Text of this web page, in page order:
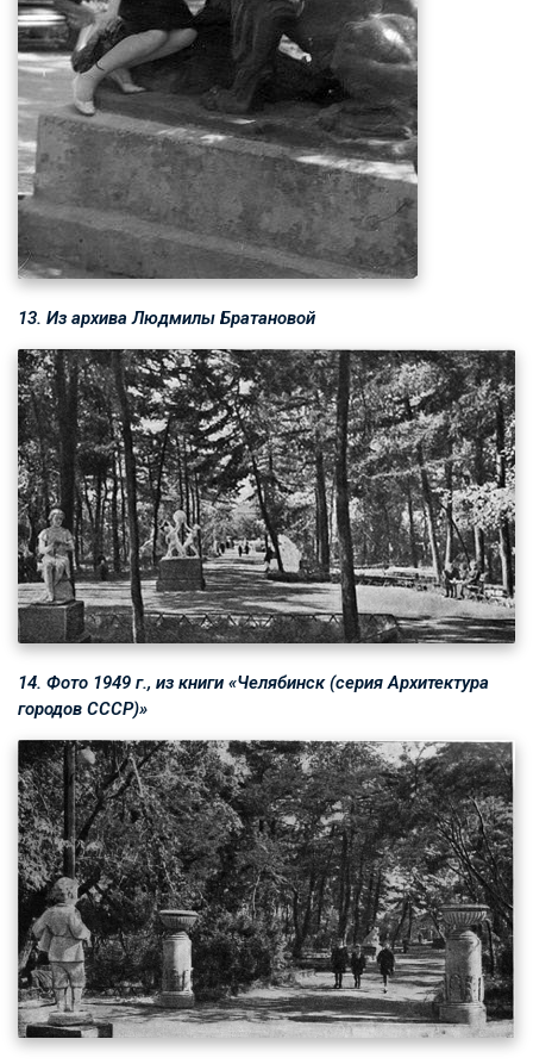
13. Из архива Людмилы Братановой
14. Фото 1949 г., из книги «Челябинск (серия Архитектура
городов СССР)»